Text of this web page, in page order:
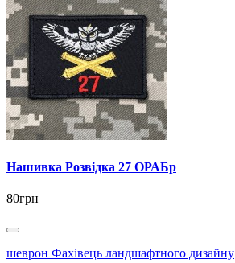
Нашивка Розвідка 27 ОРАБр
80грн
шеврон Фахівець ландшафтного дизайну